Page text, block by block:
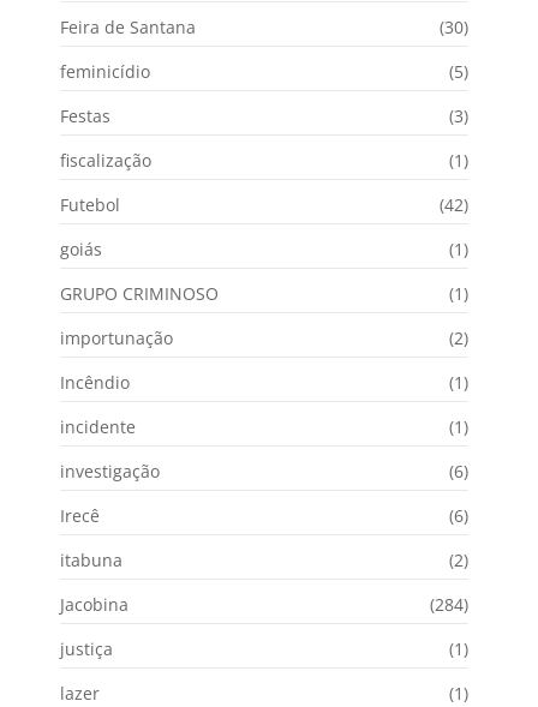
Feira de Santana
(30)
feminicídio
(5)
Festas
(3)
fiscalização
(1)
Futebol
(42)
goiás
(1)
GRUPO CRIMINOSO
(1)
importunação
(2)
Incêndio
(1)
incidente
(1)
investigação
(6)
Irecê
(6)
itabuna
(2)
Jacobina
(284)
justiça
(1)
lazer
(1)